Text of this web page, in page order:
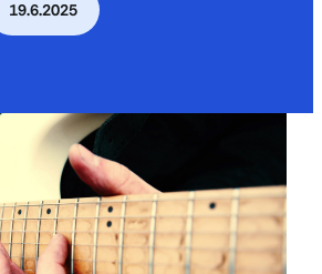
19.6.2025